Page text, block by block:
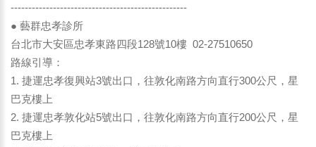
--------------------------------------------------
● 藝群忠孝診所
台北市大安區忠孝東路四段128號10樓 02-27510650
路線引導：
1. 捷運忠孝復興站3號出口，往敦化南路方向直行300公尺，星
巴克樓上
2. 捷運忠孝敦化站5號出口，往敦化南路方向直行200公尺，星
巴克樓上